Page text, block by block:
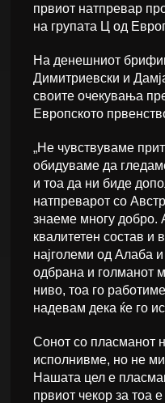
првиот натпревар
на групата Ц од
На денешниот
Димитриевски и
своите очекувања
Европското
„Не чувствуваме
обидуваме да
и тоа да ни биде
натпреварот со
знаеме многу добро.
квалитетен состав и
најголеми од Алаба
одбрана и голманот
ниво, тоа го
надевам дека ќе го
Сонот со пласманот
исполнивме, но не
Нашата цел е
првиот чекор за тоа